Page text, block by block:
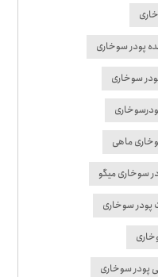
پودر سوخاری
سوخاری
ماهی
سوخاری میگو
پودر سوخاری
پودر سوخاری